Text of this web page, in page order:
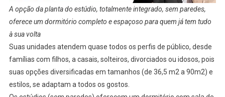
A opção da planta do estúdio, totalmente integrado, sem paredes,
oferece um dormitório completo e espaçoso para quem já tem tudo
à sua volta
Suas unidades atendem quase todos os perfis de público, desde
famílias com filhos, a casais, solteiros, divorciados ou idosos, pois
suas opções diversificadas em tamanhos (de 36,5 m2 a 90m2) e
estilos, se adaptam a todos os gostos.